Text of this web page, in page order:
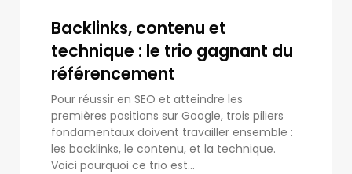
Backlinks, contenu et
technique : le trio gagnant du
référencement
Pour réussir en SEO et atteindre les
premières positions sur Google, trois piliers
fondamentaux doivent travailler ensemble :
les backlinks, le contenu, et la technique.
Voici pourquoi ce trio est...